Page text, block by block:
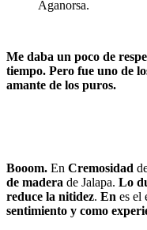
Me daba un poco de
tiempo. Pero fue uno de
amante de los puros.
Booom. En Cremosidad
de madera de Jalapa. Lo
reduce la nitidez. En es el
sentimiento y como